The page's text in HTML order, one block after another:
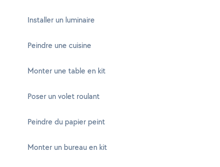
Installer un luminaire
Peindre une cuisine
Monter une table en kit
Poser un volet roulant
Peindre du papier peint
Monter un bureau en kit